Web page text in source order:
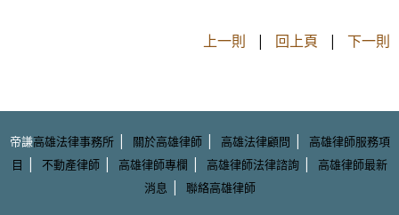
上一則 | 回上頁 | 下一則
帝謙高雄法律事務所| 關於高雄律師| 高雄法律顧問 |
高雄律師服務項
目
| 不動產律師 | 高雄律師專欄 | 高雄律師法律諮詢 |
高雄律師最新
消息 | 聯絡高雄律師